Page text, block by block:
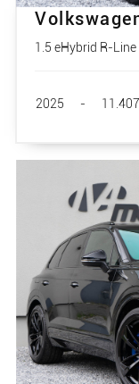
1.5 eHybrid R-Line
2025 -